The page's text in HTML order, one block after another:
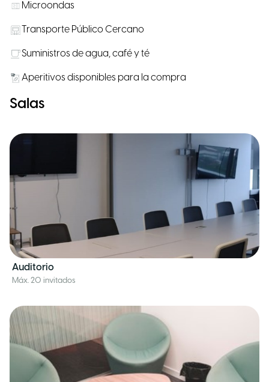
Microondas
Transporte Público Cercano
Suministros de agua, café y té
Aperitivos disponibles para la compra
Salas
Auditorio
Máx. 20 invitados